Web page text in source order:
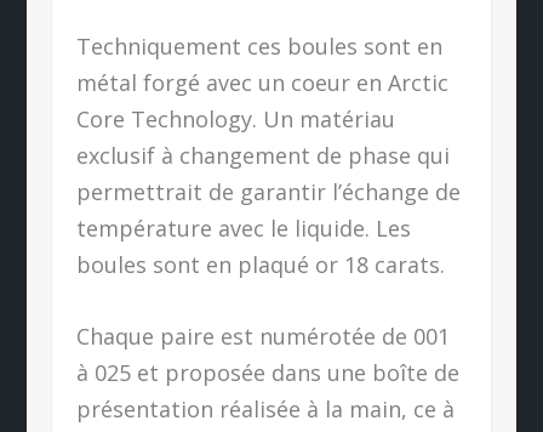
Techniquement ces boules sont en
métal forgé avec un coeur en Arctic
Core Technology. Un matériau
exclusif à changement de phase qui
permettrait de garantir l’échange de
température avec le liquide. Les
boules sont en plaqué or 18 carats.
Chaque paire est numérotée de 001
à 025 et proposée dans une boîte de
présentation réalisée à la main, ce à